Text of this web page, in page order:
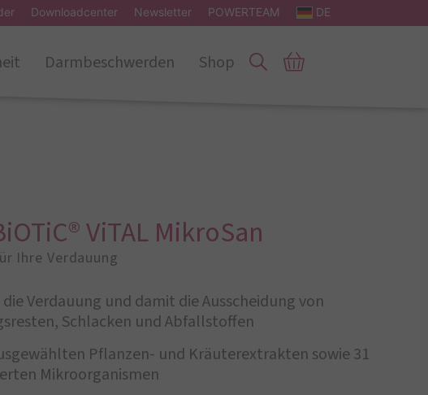
Downloadcenter Newsletter POWERTEAM DE
Darmbeschwerden Shop
ViTAL MikroSan
Ihre Verdauung
Verdauung und damit die Ausscheidung von
Schlacken und Abfallstoffen
Pflanzen- und Kräuterextrakten sowie 31
Mikroorganismen